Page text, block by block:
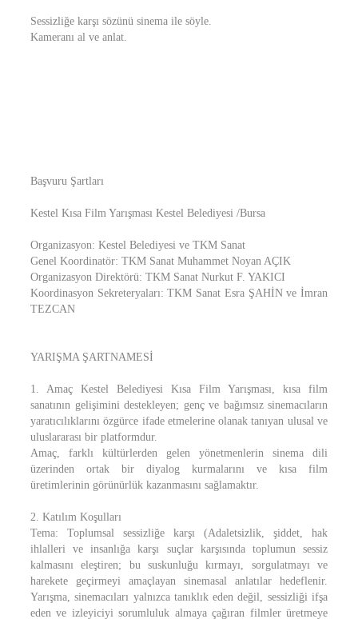
Sessizliğe karşı sözünü sinema ile söyle.
Kameranı al ve anlat.
Başvuru Şartları
Kestel Kısa Film Yarışması Kestel Belediyesi /Bursa
Organizasyon: Kestel Belediyesi ve TKM Sanat
Genel Koordinatör: TKM Sanat Muhammet Noyan AÇIK
Organizasyon Direktörü: TKM Sanat Nurkut F. YAKICI
Koordinasyon Sekreteryaları: TKM Sanat Esra ŞAHİN ve İmran
TEZCAN
YARIŞMA ŞARTNAMESİ
1. Amaç Kestel Belediyesi Kısa Film Yarışması, kısa film
sanatının gelişimini destekleyen; genç ve bağımsız sinemacıların
yaratıcılıklarını özgürce ifade etmelerine olanak tanıyan ulusal ve
uluslararası bir platformdur.
Amaç, farklı kültürlerden gelen yönetmenlerin sinema dili
üzerinden ortak bir diyalog kurmalarını ve kısa film
üretimlerinin görünürlük kazanmasını sağlamaktır.
2. Katılım Koşulları
Tema: Toplumsal sessizliğe karşı (Adaletsizlik, şiddet, hak
ihlalleri ve insanlığa karşı suçlar karşısında toplumun sessiz
kalmasını eleştiren; bu suskunluğu kırmayı, sorgulatmayı ve
harekete geçirmeyi amaçlayan sinemasal anlatılar hedeflenir.
Yarışma, sinemacıları yalnızca tanıklık eden değil, sessizliği ifşa
eden ve izleyiciyi sorumluluk almaya çağıran filmler üretmeye